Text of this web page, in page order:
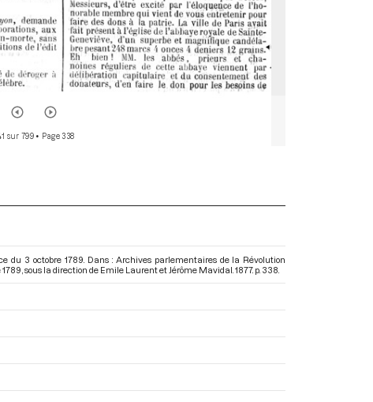
sur 799• Page 338
du 3 octobre 1789. Dans : Archives parlementaires de la Révolution
, sous la direction de Emile Laurent et Jérôme Mavidal. 1877. p. 338.